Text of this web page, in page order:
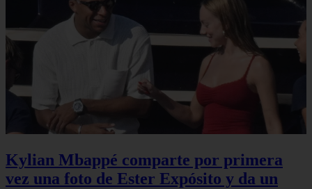
Kylian Mbappé comparte por primera
vez una foto de Ester Expósito y da un